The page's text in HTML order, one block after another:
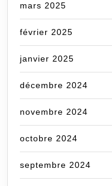
mars 2025
février 2025
janvier 2025
décembre 2024
novembre 2024
octobre 2024
septembre 2024